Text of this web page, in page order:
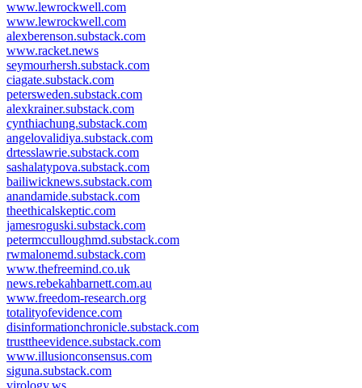
www.lewrockwell.com
www.lewrockwell.com
alexberenson.substack.com
www.racket.news
seymourhersh.substack.com
ciagate.substack.com
petersweden.substack.com
alexkrainer.substack.com
cynthiachung.substack.com
angelovalidiya.substack.com
drtesslawrie.substack.com
sashalatypova.substack.com
bailiwicknews.substack.com
anandamide.substack.com
theethicalskeptic.com
jamesroguski.substack.com
petermcculloughmd.substack.com
rwmalonemd.substack.com
www.thefreemind.co.uk
news.rebekahbarnett.com.au
www.freedom-research.org
totalityofevidence.com
disinformationchronicle.substack.com
trusttheevidence.substack.com
www.illusionconsensus.com
siguna.substack.com
virology.ws